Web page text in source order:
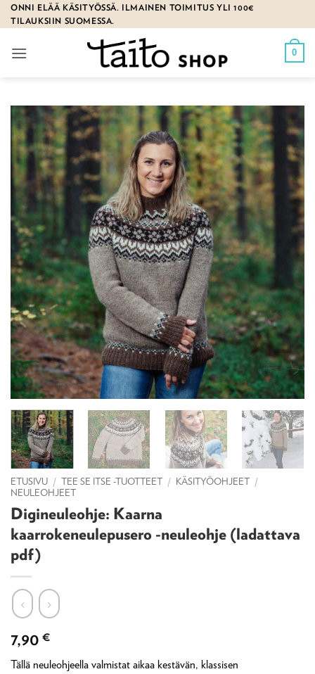
Skip
to
ONNI ELÄÄ KÄSITYÖSSÄ. ILMAINEN TOIMITUS YLI 100€
TILAUKSIIN SUOMESSA.
0
ETUSIVU / TEE SE ITSE -TUOTTEET / KÄSITYÖOHJEET /
NEULEOHJEET
Digineuleohje: Kaarna
kaarrokeneulepusero -neuleohje (ladattava
pdf)
7,90 €
Tällä neuleohjeella valmistat aikaa kestävän, klassisen